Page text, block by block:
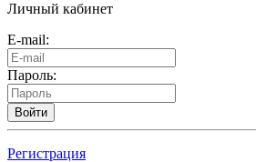
Личный кабинет
E-mail:
Пароль:
Войти
Регистрация